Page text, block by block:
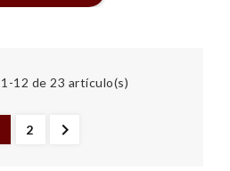
12 de 23 artículo(s)
2 